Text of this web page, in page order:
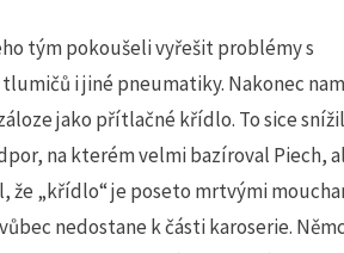
tým pokoušeli vyřešit problémy s
i jiné pneumatiky. Nakonec
jako přítlačné křídlo. To sice
na kterém velmi bazíroval Piech,
že „křídlo“ je poseto mrtvými
nedostane k části karoserie.